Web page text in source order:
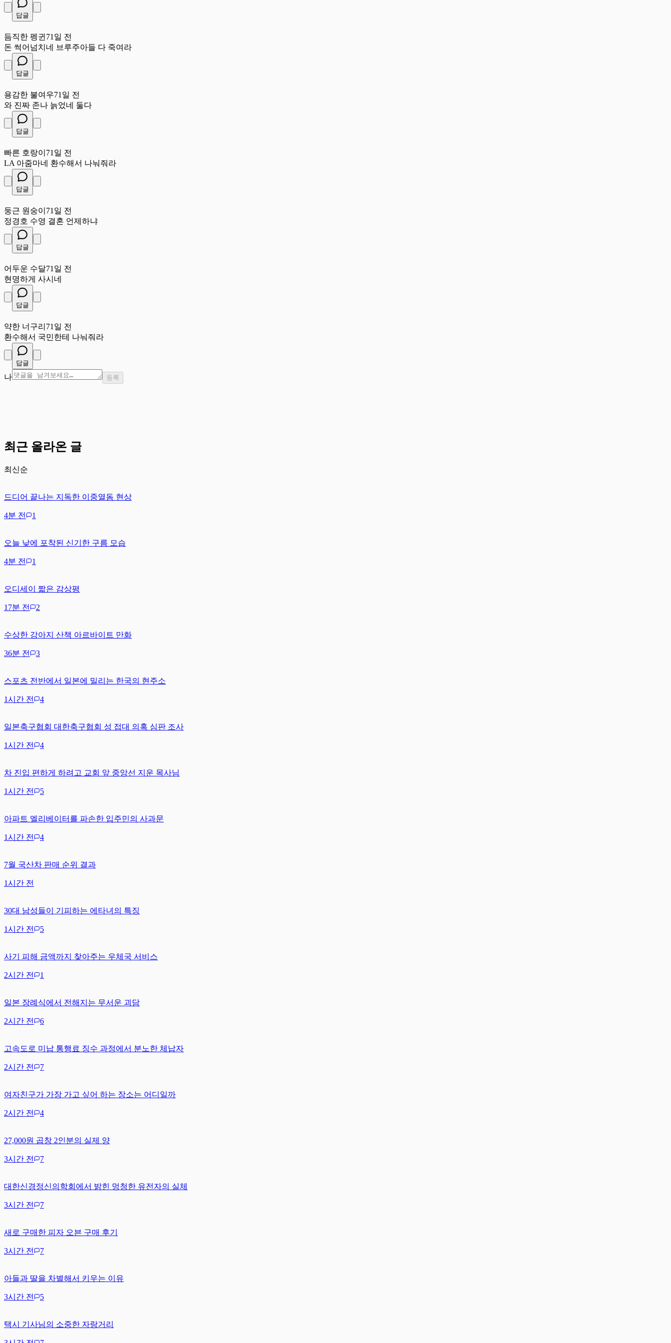
답글
듬직한 펭귄 71일 전
돈 썩어넘치네 브루주아들 다 죽여라
답글
용감한 불여우71일 전
와 진짜 존나 늙었네 둘다
답글
빠른 호랑이 71일 전
LA 아줌마네 환수해서 나눠줘라
답글
둥근 원숭이 71일 전
정경호 수영 결혼 언제하냐
답글
어두운 수달71일 전
현명하게 사시네
답글
약한 너구리 71일 전
환수해서 국민한테 나눠줘라
답글
나 등록
최근 올라온 글
최신순
드디어 끝나는 지독한 이중열돔 현상
4분 전 1
오늘 낮에 포착된 신기한 구름 모습
4분 전 1
오디세이 짧은 감상평
17분 전 2
수상한 강아지 산책 아르바이트 만화
36분 전 3
스포츠 전반에서 일본에 밀리는 한국의 현주소
1시간 전 4
일본축구협회 대한축구협회 성 접대 의혹 심판 조사
1시간 전 4
차 진입 편하게 하려고 교회 앞 중앙선 지운 목사님
1시간 전 5
아파트 엘리베이터를 파손한 입주민의 사과문
1시간 전 4
7월 국산차 판매 순위 결과
1시간 전
30대 남성들이 기피하는 에타녀의 특징
1시간 전 5
사기 피해 금액까지 찾아주는 우체국 서비스
2시간 전 1
일본 장례식에서 전해지는 무서운 괴담
2시간 전 6
고속도로 미납 통행료 징수 과정에서 분노한 체납자
2시간 전 7
여자친구가 가장 가고 싶어 하는 장소는 어디일까
2시간 전 4
27,000원 곱창 2인분의 실제 양
3시간 전 7
대한신경정신의학회에서 밝힌 멍청한 유전자의 실체
3시간 전 7
새로 구매한 피자 오븐 구매 후기
3시간 전 7
아들과 딸을 차별해서 키우는 이유
3시간 전 5
택시 기사님의 소중한 자랑거리